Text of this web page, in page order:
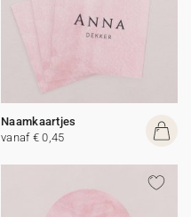
Naamkaartjes
vanaf € 0,45